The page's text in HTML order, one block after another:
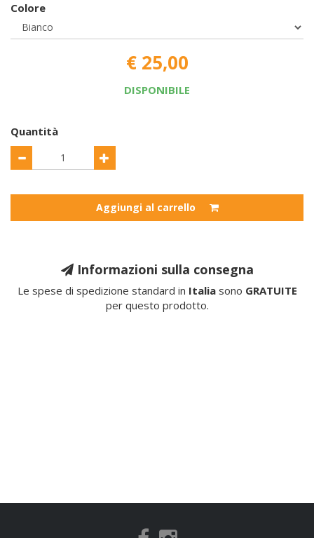
Colore
€ 25,00
DISPONIBILE
Quantità
Aggiungi al carrello
Informazioni sulla consegna
Le spese di spedizione standard in Italiasono GRATUITE
per questo prodotto.